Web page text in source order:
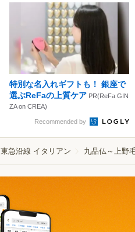
特別な名入れギフトも！ 銀座で
選ぶReFaの上質ケア PR(ReFa GIN
ZA on CREA)
Recommended by
東急沿線 イタリアン 九品仏～上野